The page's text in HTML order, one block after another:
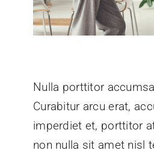
Nulla porttitor
Curabitur arcu erat,
imperdiet et, porttitor
non nulla sit amet nisl